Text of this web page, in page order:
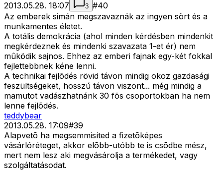
2013.05.28. 18:07
3 #40
Az emberek simán megszavaznák az ingyen sört és a
munkamentes életet.
A totális demokrácia (ahol minden kérdésben mindenkit
megkérdeznek és mindenki szavazata 1-et ér) nem
mûködik sajnos. Ehhez az emberi fajnak egy-két fokkal
fejlettebbnek kéne lenni.
A technikai fejlõdés rövid távon mindig okoz gazdasági
feszültségeket, hosszú távon viszont... még mindig a
mamutot vadászhatnánk 30 fõs csoportokban ha nem
lenne fejlõdés.
teddybear
2013.05.28. 17:09#39
Alapvetõ ha megsemmisíted a fizetõképes
vásárlóréteget, akkor elõbb-utóbb te is csõdbe mész,
mert nem lesz aki megvásárolja a termékedet, vagy
szolgáltatásodat.